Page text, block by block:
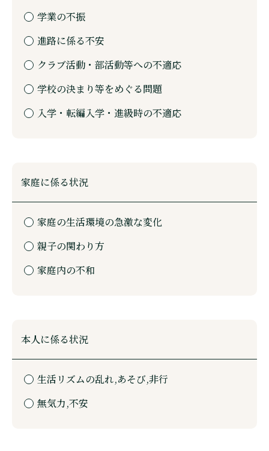
学業の不振
進路に係る不安
クラブ活動・部活動等への不適応
学校の決まり等をめぐる問題
入学・転編入学・進級時の不適応
家庭に係る状況
家庭の生活環境の急激な変化
親子の関わり方
家庭内の不和
本人に係る状況
生活リズムの乱れ,あそび,非行
無気力,不安